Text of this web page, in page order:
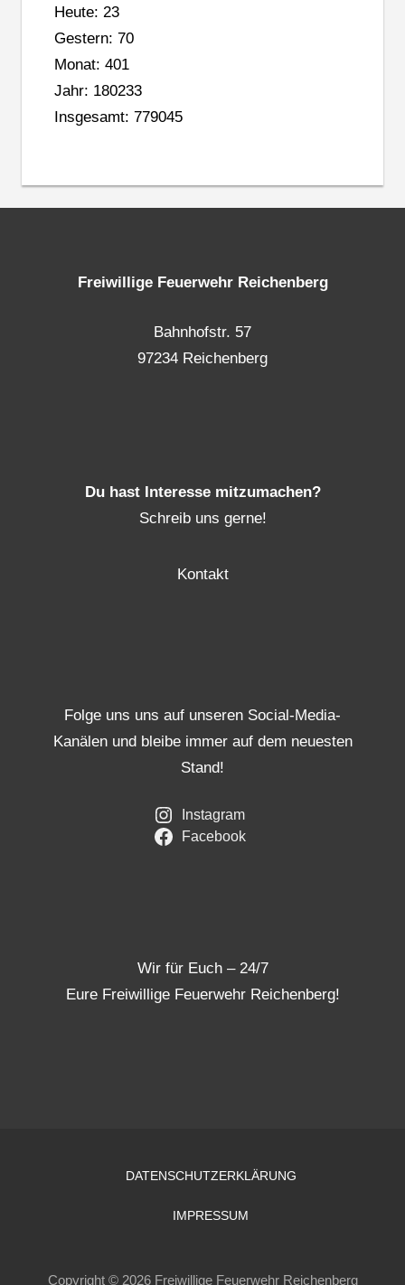
Heute: 23
Gestern: 70
Monat: 401
Jahr: 180233
Insgesamt: 779045
Freiwillige Feuerwehr Reichenberg
Bahnhofstr. 57
97234 Reichenberg
Du hast Interesse mitzumachen?
Schreib uns gerne!
Kontakt
Folge uns uns auf unseren Social-Media-
Kanälen und bleibe immer auf dem neuesten
Stand!
Instagram
Facebook
Wir für Euch – 24/7
Eure Freiwillige Feuerwehr Reichenberg!
DATENSCHUTZERKLÄRUNG
IMPRESSUM
Copyright © 2026 Freiwillige Feuerwehr Reichenberg